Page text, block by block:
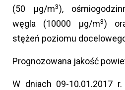
(50 µg/m3),
węgla (10000 µg/m3)
stężeń poziomu
Prognozowana jakość
W dniach 09-10.01.2017